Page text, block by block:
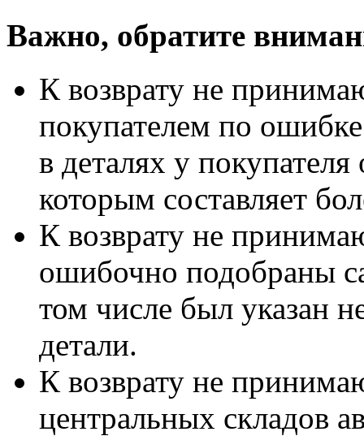
Важно, обратите
К возврату не
покупателем по
в деталях у
которым составляет
К возврату не
ошибочно подобраны
том числе был указан
детали.
К возврату не
центральных складов